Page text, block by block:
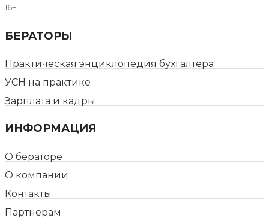
16+
БЕРАТОРЫ
Практическая энциклопедия бухгалтера
УСН на практике
Зарплата и кадры
ИНФОРМАЦИЯ
О бераторе
О компании
Контакты
Партнерам